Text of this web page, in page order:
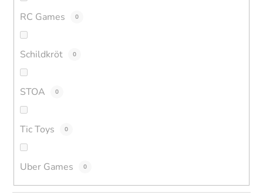
RC Games 0
Schildkröt 0
STOA 0
Tic Toys 0
Uber Games 0